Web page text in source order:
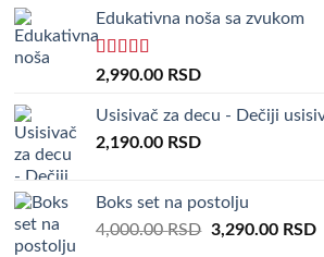
Edukativna noša sa zvukom
Rated 5.00
2,990.00 RSD
Usisivač za decu - Dečiji
2,190.00 RSD
Boks set na postolju
4,000.00RSD Original
3,290.00 RSD